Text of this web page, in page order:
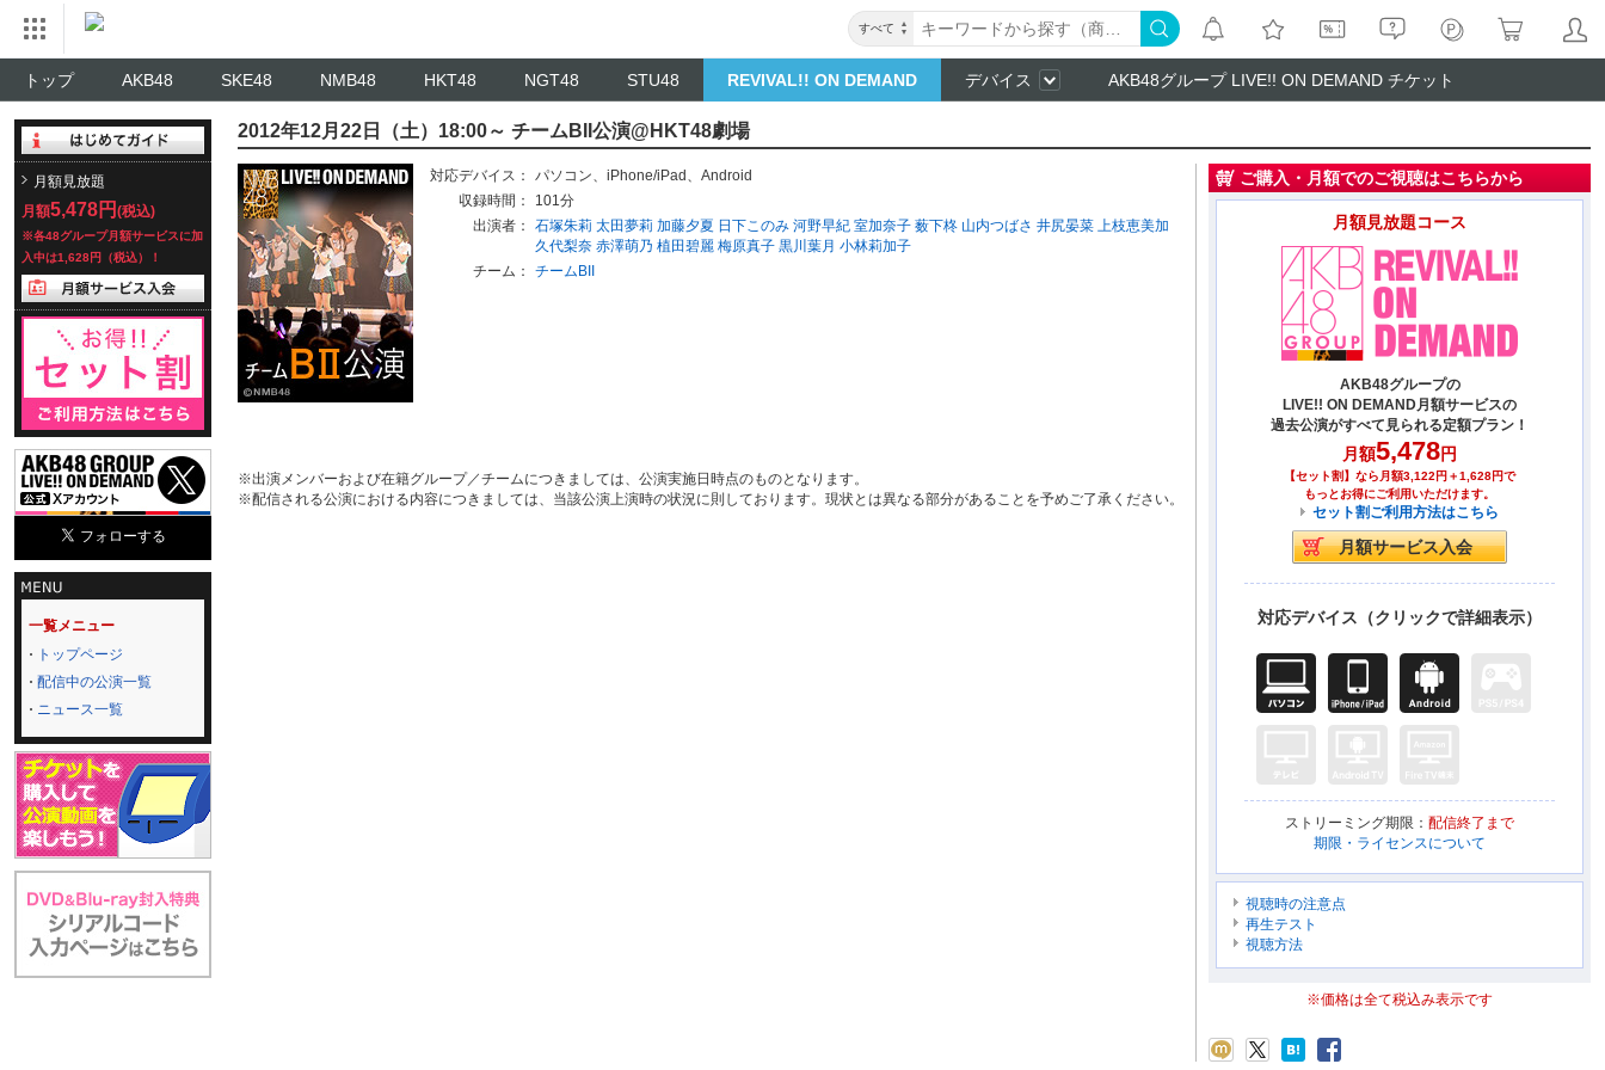
すべて
トップ AKB48 SKE48 NMB48 HKT48 NGT48 STU48 REVIVAL!! ON DEMAND デバイス AKB48グループ LIVE!! ON DEMAND チケット
月額見放題
月額5,478円 (税込)
※各48グループ月額サービスに加
入中は1,628円（税込）！
一覧メニュー
トップページ
配信中の公演一覧
ニュース一覧
2012年12月22日（土）18:00～ チームBII公演@HKT48劇場
対応デバイス： パソコン、 iPhone/iPad 、 Android
収録時間：
101分
出演者：
石塚朱莉 太田夢莉 加藤夕夏 日下このみ 河野早紀 室加奈子 薮下柊 山内つばさ 井尻晏菜 上枝恵美加
久代梨奈 赤澤萌乃 植田碧麗 梅原真子 黒川葉月 小林莉加子
チーム：
チームBII
※出演メンバーおよび在籍グループ／チームにつきましては、公演実施日時点のものとなります。
※配信される公演における内容につきましては、当該公演上演時の状況に則しております。現状とは異なる部分があることを予めご了承ください。
ご購入・月額でのご視聴はこちらから
月額見放題コース
AKB48グループの
LIVE!! ON DEMAND月額サービスの
過去公演がすべて見られる定額プラン！
月額5,478円
【セット割】なら月額3,122円＋1,628円で
もっとお得にご利用いただけます。
セット割ご利用方法はこちら
対応デバイス（クリックで詳細表示）
ストリーミング期限： 配信終了まで
期限・ライセンスについて
視聴時の注意点
再生テスト
視聴方法
※価格は全て税込み表示です